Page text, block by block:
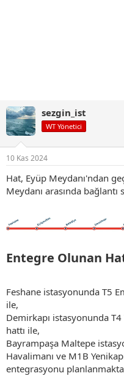
sezgin_ist
WT Yönetici
10 Kas 2024
Hat, Eyüp Meydanı'ndan
Meydanı arasında bağlantı
Entegre Olunan
Feshane istasyonunda T5
ile,
Demirkapı istasyonunda
hattı ile,
Bayrampaşa Maltepe
Havalimanı ve M1B
entegrasyonu